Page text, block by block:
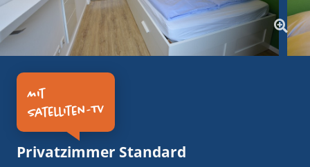
Mit
Satelliten-TV
Privatzimmer Standard